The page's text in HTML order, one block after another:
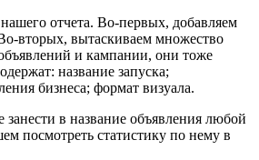
отчета. Во-первых, добавляем
вторых, вытаскиваем множество
и кампании, они тоже
название запуска;
бизнеса; формат визуала.
в название объявления любой
посмотреть статистику по нему в